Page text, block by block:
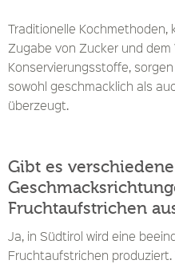
Traditionelle
Zugabe von Zucker und
Konservierungsstoffe,
sowohl geschmacklich als
überzeugt.
Gibt es verschiedene
Fruchtaufstrichen
Ja, in Südtirol wird eine
Fruchtaufstrichen produziert.